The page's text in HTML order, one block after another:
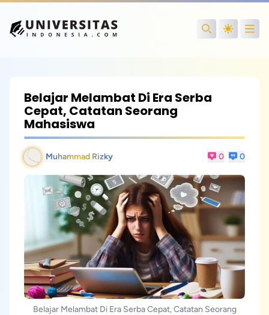
Search
Belajar Melambat Di Era Serba
Cepat, Catatan Seorang
Mahasiswa
Muhammad Rizky 0 0
Belajar Melambat Di Era Serba Cepat, Catatan Seorang